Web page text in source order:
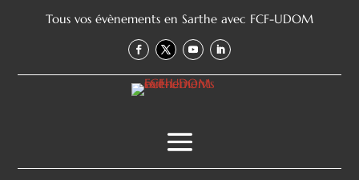
Tous vos évènements en Sarthe avec FCF-UDOM